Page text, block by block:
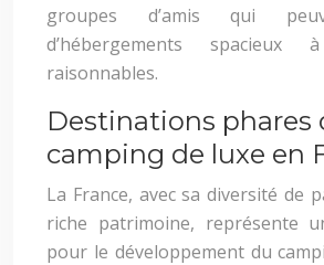
groupes d’amis qui
d’hébergements
raisonnables.
Destinations phares
camping de luxe en
La France, avec sa diversité de
riche patrimoine, représente
pour le développement du